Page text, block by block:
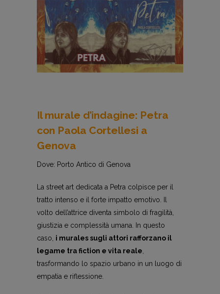
Il murale d’indagine: Petra
con Paola Cortellesi a
Genova
Dove: Porto Antico di Genova
La street art dedicata a Petra colpisce per il
tratto intenso e il forte impatto emotivo. Il
volto dell’attrice diventa simbolo di fragilità,
giustizia e complessità umana. In questo
caso, i murales sugli attori rafforzano il
legame tra fiction e vita reale
trasformando lo spazio urbano in un luogo di
empatia e riflessione.